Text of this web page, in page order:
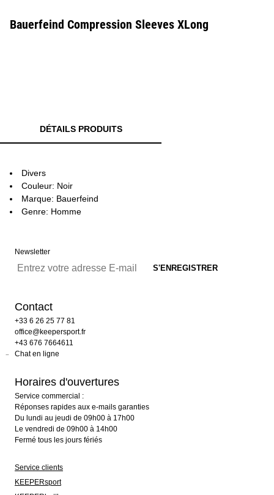
Bauerfeind Compression Sleeves XLong
DÉTAILS PRODUITS
Divers
Couleur: Noir
Marque: Bauerfeind
Genre: Homme
Newsletter
Contact
+33 6 26 25 77 81
office@keepersport.fr
+43 676 7664611
Chat en ligne
Horaires d'ouvertures
Service commercial :
Réponses rapides aux e-mails garanties
Du lundi au jeudi de 09h00 à 17h00
Le vendredi de 09h00 à 14h00
Fermé tous les jours fériés
Service clients
KEEPERsport